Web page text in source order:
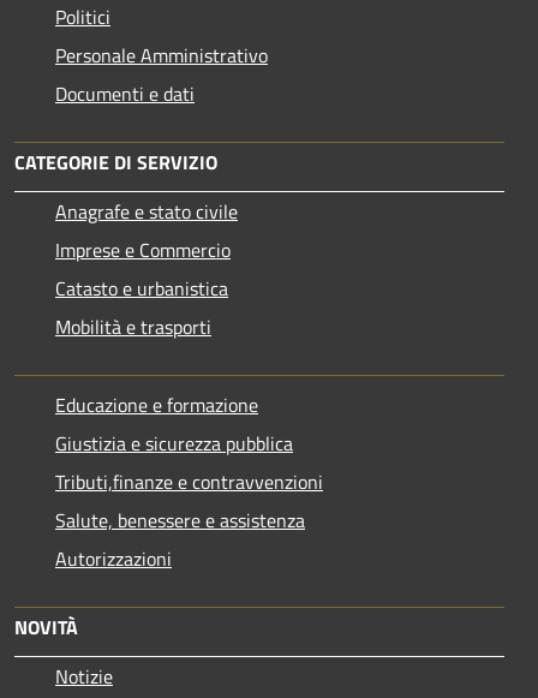
Politici
Personale Amministrativo
Documenti e dati
CATEGORIE DI SERVIZIO
Anagrafe e stato civile
Imprese e Commercio
Catasto e urbanistica
Mobilità e trasporti
Educazione e formazione
Giustizia e sicurezza pubblica
Tributi,finanze e contravvenzioni
Salute, benessere e assistenza
Autorizzazioni
NOVITÀ
Notizie